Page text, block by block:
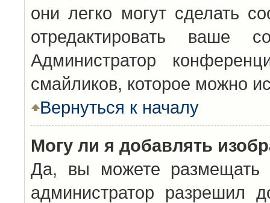
они легко могут сделать
отредактировать ваше
Администратор
смайликов, которое можно
Вернуться к началу
Могу ли я добавлять
Да, вы можете размещать
администратор разрешил